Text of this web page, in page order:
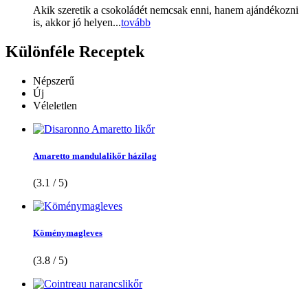
Akik szeretik a csokoládét nemcsak enni, hanem ajándékozni
is, akkor jó helyen...tovább
Különféle Receptek
Népszerű
Új
Véleletlen
Amaretto mandulalikőr házilag
(3.1 / 5)
Köménymagleves
(3.8 / 5)